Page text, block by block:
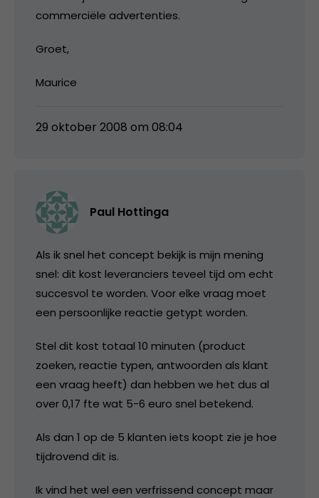
commerciële advertenties.
Groet,
Maurice
29 oktober 2008 om 08:04
Paul Hottinga
Als ik snel het concept bekijk is mijn mening
snel: dit kost leveranciers teveel tijd om echt
succesvol te worden. Voor elke vraag moet
een persoonlijke reactie getypt worden.
Stel dit kost totaal 10 minuten (product
zoeken, reactie typen, antwoorden als klant
een vraag heeft) dan hebben we het dus al
over 0,17 fte wat 5-6 euro snel betekend.
Als dan 1 op de 5 klanten iets koopt zie je hoe
tijdrovend dit is.
Ik vind het wel een verfrissend concept maar